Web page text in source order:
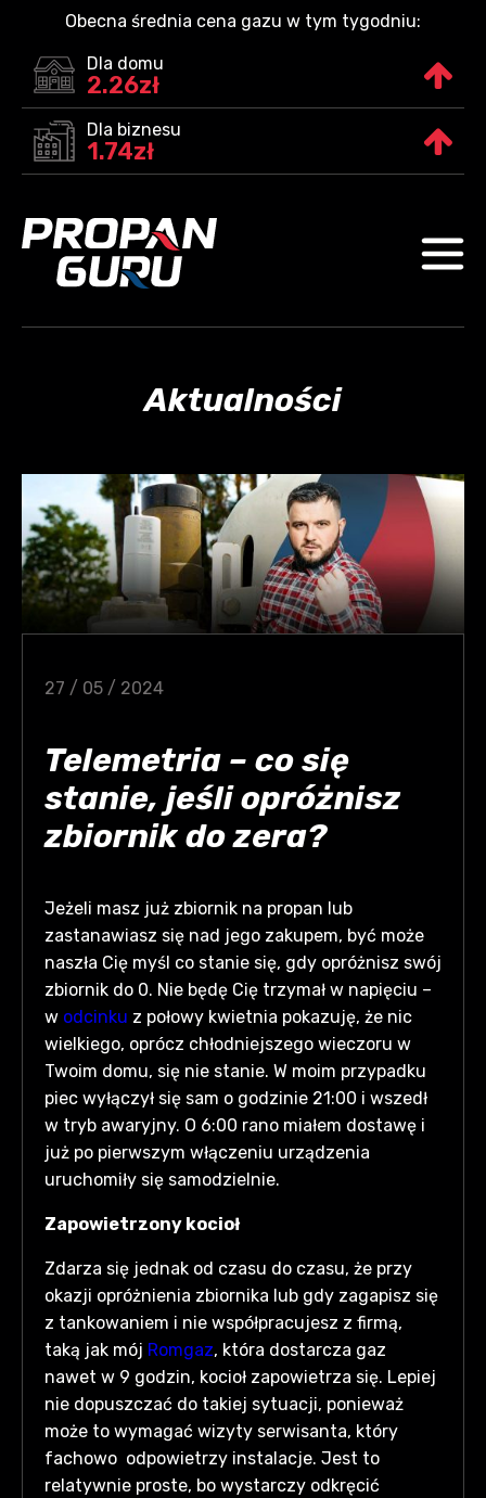
Obecna średnia cena gazu w tym tygodniu:
Dla domu
2.26zł
Dla biznesu
1.74zł
Aktualności
27 / 05 / 2024
Telemetria – co się
stanie, jeśli opróżnisz
zbiornik do zera?
Jeżeli masz już zbiornik na propan lub
zastanawiasz się nad jego zakupem, być może
naszła Cię myśl co stanie się, gdy opróżnisz swój
zbiornik do 0. Nie będę Cię trzymał w napięciu –
w odcinku z połowy kwietnia pokazuję, że nic
wielkiego, oprócz chłodniejszego wieczoru w
Twoim domu, się nie stanie. W moim przypadku
piec wyłączył się sam o godzinie 21:00 i wszedł
w tryb awaryjny. O 6:00 rano miałem dostawę i
już po pierwszym włączeniu urządzenia
uruchomiły się samodzielnie.
Zapowietrzony kocioł
Zdarza się jednak od czasu do czasu, że przy
okazji opróżnienia zbiornika lub gdy zagapisz się
z tankowaniem i nie współpracujesz z firmą,
taką jak mój Romgaz, która dostarcza gaz
nawet w 9 godzin, kocioł zapowietrza się. Lepiej
nie dopuszczać do takiej sytuacji, ponieważ
może to wymagać wizyty serwisanta, który
fachowo odpowietrzy instalacje. Jest to
relatywnie proste, bo wystarczy odkręcić